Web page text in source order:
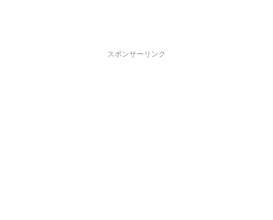
スポンサーリンク